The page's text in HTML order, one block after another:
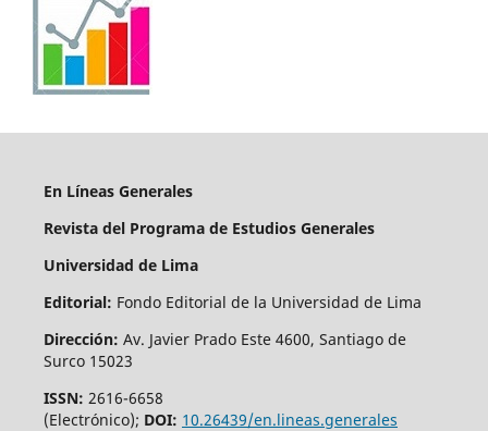
En Líneas Generales
Revista del Programa de Estudios Generales
Universidad de Lima
Editorial: Fondo Editorial de la Universidad de Lima
Dirección: Av. Javier Prado Este 4600, Santiago de
Surco 15023
ISSN: 2616-6658
(Electrónico); DOI: 10.26439/en.lineas.generales